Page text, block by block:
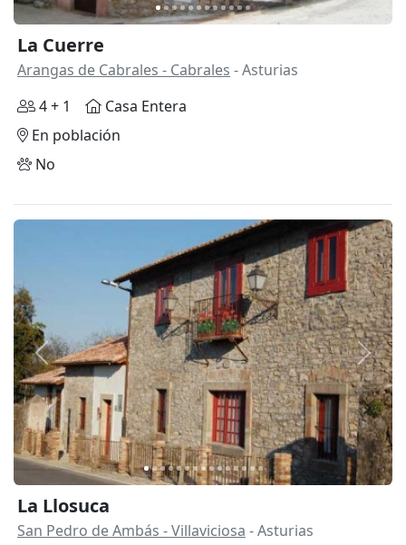
La Cuerre
Arangas de Cabrales - Cabrales - Asturias
4 + 1
Casa Entera
En población
No
Anterior
La Llosuca
San Pedro de Ambás - Villaviciosa - Asturias